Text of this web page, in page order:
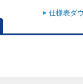
仕様表ダ